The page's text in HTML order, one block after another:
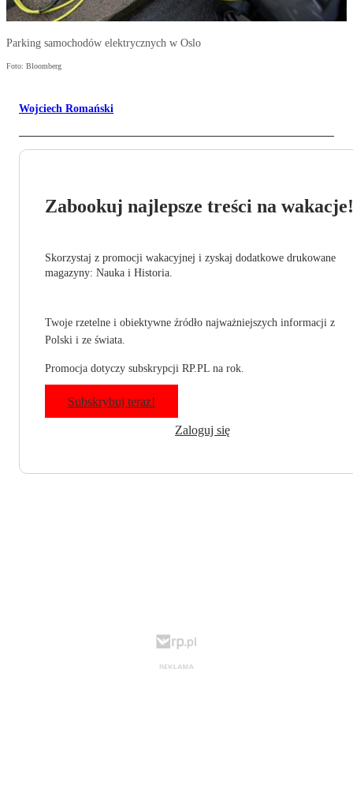
Parking samochodów elektrycznych w Oslo
Foto: Bloomberg
Wojciech Romański
Zabookuj najlepsze treści na wakacje!
Skorzystaj z promocji wakacyjnej i zyskaj dodatkowe drukowane
magazyny: Nauka i Historia.
Twoje rzetelne i obiektywne źródło najważniejszych informacji z
Polski i ze świata.
Promocja dotyczy subskrypcji RP.PL na rok.
Subskrybuj teraz!
Zaloguj się